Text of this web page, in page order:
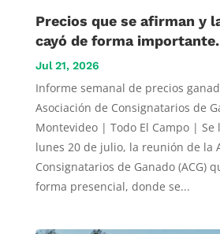
Precios que se afirman y
cayó de forma importante.
Jul 21, 2026
Informe semanal de precios
Asociación de Consignatarios de
Montevideo | Todo El Campo | Se
lunes 20 de julio, la reunión de la
Consignatarios de Ganado (ACG)
forma presencial, donde se...